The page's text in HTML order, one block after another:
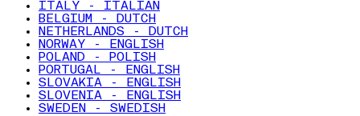
ITALY - ITALIAN
BELGIUM - DUTCH
NETHERLANDS - DUTCH
NORWAY - ENGLISH
POLAND - POLISH
PORTUGAL - ENGLISH
SLOVAKIA - ENGLISH
SLOVENIA - ENGLISH
SWEDEN - SWEDISH